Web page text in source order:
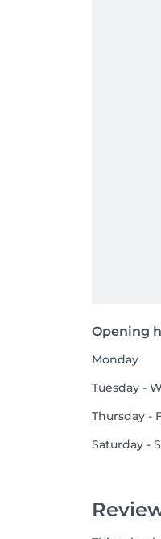
Opening
Monday
Tuesday -
Thursday -
Saturday -